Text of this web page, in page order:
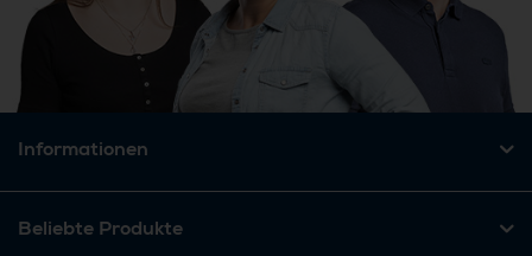
Informationen
Beliebte Produkte